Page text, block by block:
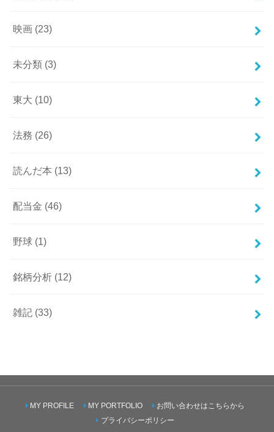
映画 (23)
未分類 (3)
東大 (10)
法務 (26)
読んだ本 (13)
配当金 (46)
野球 (1)
銘柄分析 (12)
雑記 (33)
MY PROFILE MY PORTFOLIO
お問い合わせはこちらから
プライバシーポリシー